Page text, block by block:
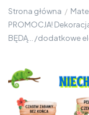
Strona główna /
PROMOCJA!
BĘDĄ... /dodatkowe